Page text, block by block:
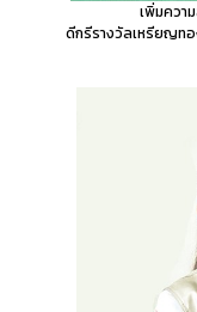
เพิ่มควา
ดีกรีรางวัลเหรียญทอ